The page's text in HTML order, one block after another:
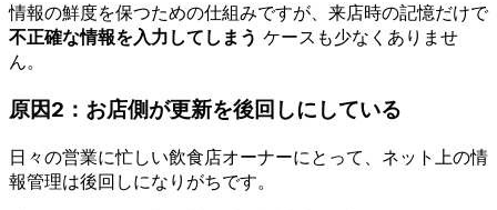
情報の鮮度を保つための仕組みですが、来店時の記憶だけで
不正確な情報を入力してしまう ケースも少なくありませ
ん。
原因2：お店側が更新を後回しにしている
日々の営業に忙しい飲食店オーナーにとって、ネット上の情
報管理は後回しになりがちです。